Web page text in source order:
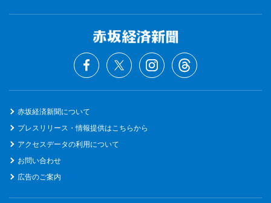
赤坂経済新聞について
プレスリリース・情報提供はこちらから
アクセスデータの利用について
お問い合わせ
広告のご案内